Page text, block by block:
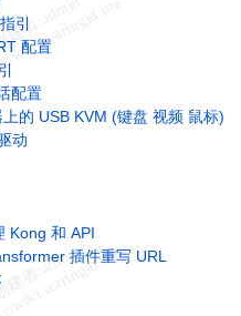
引
配置
配置
的 USB KVM (键盘 视频 鼠标)
动
管理 Kong 和 API
插件重写 URL